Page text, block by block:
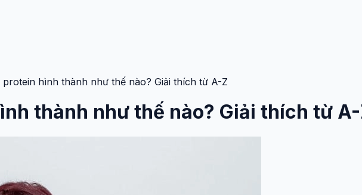
protein hình thành như thế nào? Giải thích từ A-Z
thành như thế nào? Giải thích từ